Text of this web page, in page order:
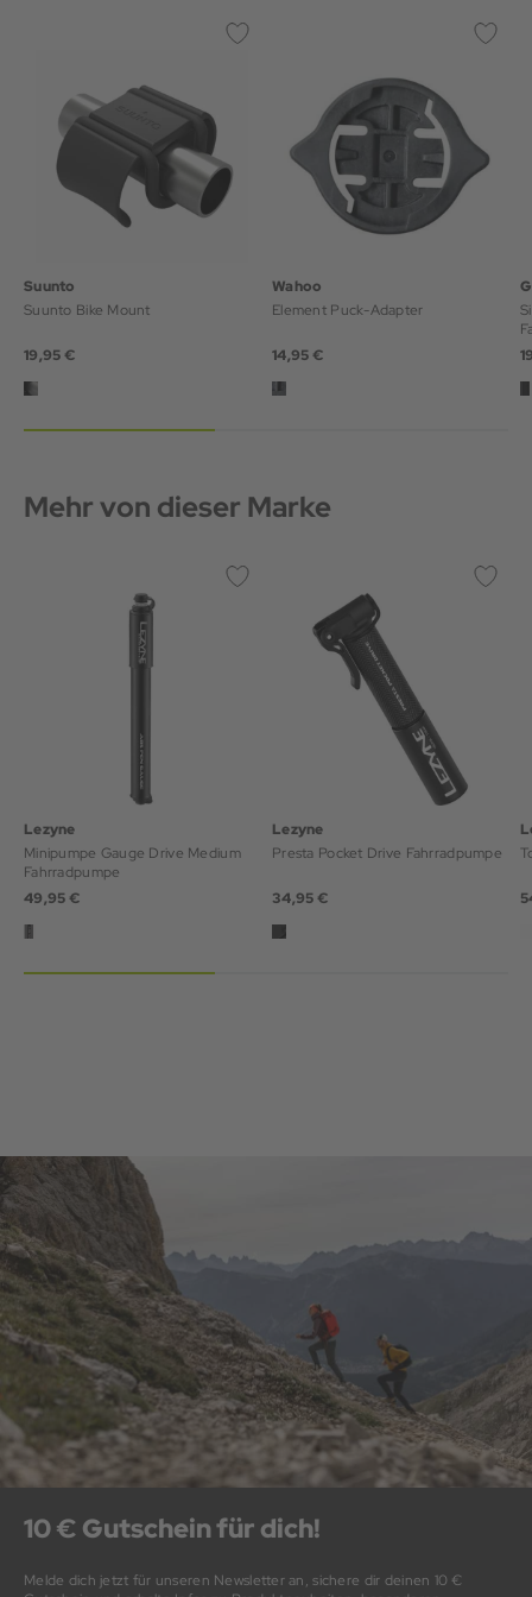
Suunto
Suunto Bike Mount
19,95 €
Wahoo
Element Puck-Adapter
14,95 €
Mehr von dieser Marke
Lezyne
Minipumpe Gauge Drive Medium
Fahrradpumpe
49,95 €
Lezyne
Presta Pocket Drive Fahrradpumpe
34,95 €
10 € Gutschein für dich!
Melde dich jetzt für unseren Newsletter an, sichere dir deinen 10 €